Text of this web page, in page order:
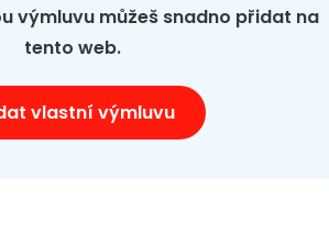
výmluvu můžeš snadno přidat na
tento web.
vlastní výmluvu